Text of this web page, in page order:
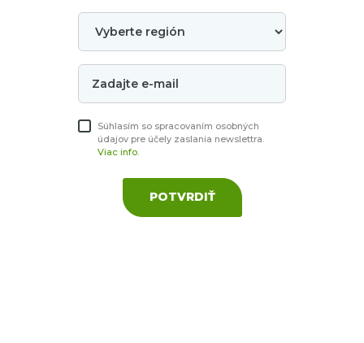
Súhlasím so spracovaním osobných
údajov pre účely zaslania newslettra.
Viac info.
POTVRDIŤ